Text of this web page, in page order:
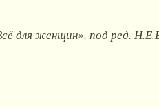
для женщин», под ред.